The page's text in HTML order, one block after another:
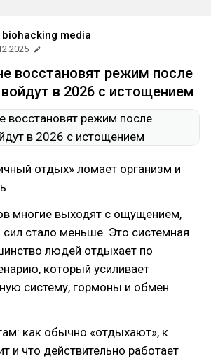
biohacking media
восстановят режим после
в 2026 с истощением
отдых» ломает организм и
многие выходят с ощущением,
стало меньше. Это системная
людей отдыхает по
который усиливает
систему, гормоны и обмен
как обычно «отдыхают», к
и что действительно работает